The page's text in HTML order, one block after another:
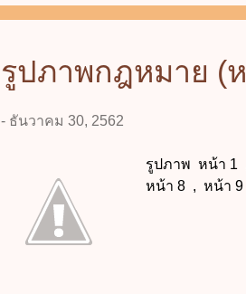
40,000 บาท ถึ
ระวางโทษจำคุ
รูปภาพกฎหมาย (
- ธันวาคม 30, 2562
รูปภาพ หน้า
หน้า 8 , หน้า